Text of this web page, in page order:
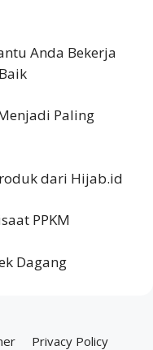
Anda Bekerja
Paling
dari Hijab.id
PPKM
Dagang
Privacy Policy